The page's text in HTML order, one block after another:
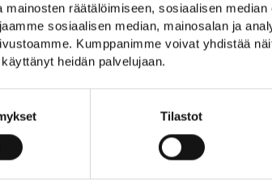
räätälöimiseen, sosiaalisen
sosiaalisen median, mainosalan ja
Kumppanimme voivat yhdistää
heidän palvelujaan.
Tilastot
на гербе Лапландии,
дикарь появился на
изображений
в правительственные
в названиях